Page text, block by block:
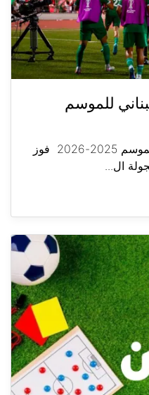
للموسم
الأنصار بطلًا للدوري اللبناني للموسم 2025-2026 فوز